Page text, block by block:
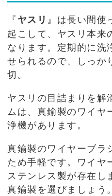
『ヤスリ 』は長い間使
起こして、ヤスリ本来
なります。定期的に洗
せられるので、しっか
切。
ヤスリの目詰まりを解
ムは、真鍮製のワイヤ
浄機があります。
真鍮製のワイヤーブラ
ため手軽です。ワイヤ
ステンレス製が存在し
真鍮製を選びましょう。